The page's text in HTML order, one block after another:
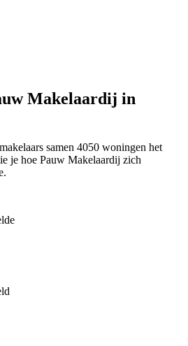
Makelaardij in
samen 4050 woningen het
je hoe Pauw Makelaardij zich